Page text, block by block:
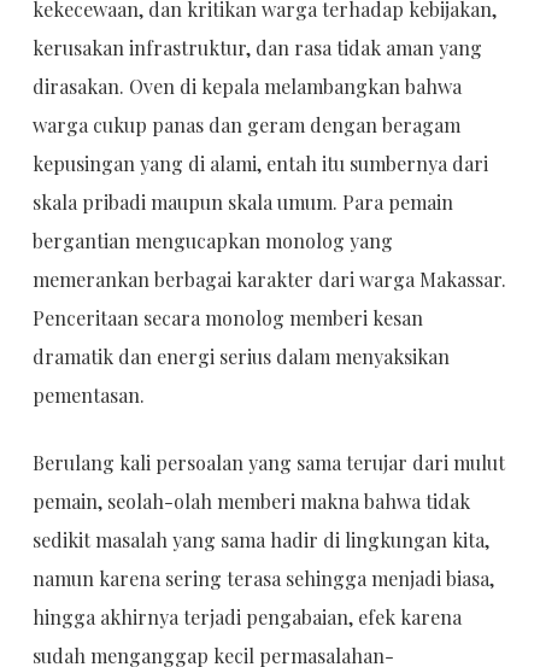
kekecewaan, dan kritikan warga terhadap kebijakan,
kerusakan infrastruktur, dan rasa tidak aman yang
dirasakan. Oven di kepala melambangkan bahwa
warga cukup panas dan geram dengan beragam
kepusingan yang di alami, entah itu sumbernya dari
skala pribadi maupun skala umum. Para pemain
bergantian mengucapkan monolog yang
memerankan berbagai karakter dari warga Makassar.
Penceritaan secara monolog memberi kesan
dramatik dan energi serius dalam menyaksikan
pementasan.
Berulang kali persoalan yang sama terujar dari mulut
pemain, seolah-olah memberi makna bahwa tidak
sedikit masalah yang sama hadir di lingkungan kita,
namun karena sering terasa sehingga menjadi biasa,
hingga akhirnya terjadi pengabaian, efek karena
sudah menganggap kecil permasalahan-